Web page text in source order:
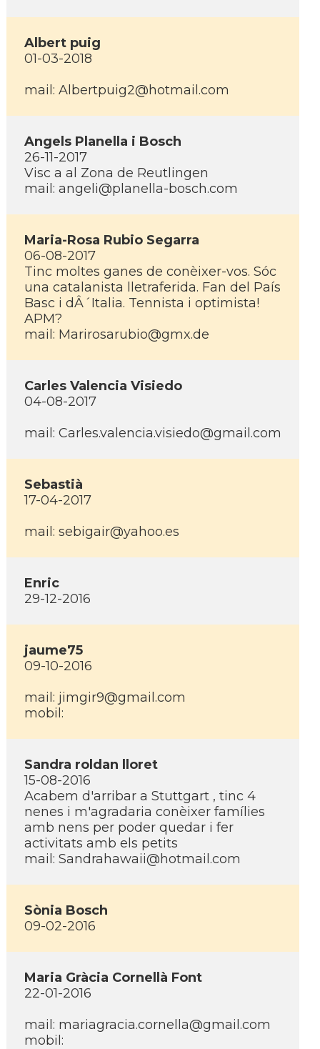
Albert puig
01-03-2018
mail: Albertpuig2@hotmail.com
Angels Planella i Bosch
26-11-2017
Visc a al Zona de Reutlingen
mail: angeli@planella-bosch.com
Maria-Rosa Rubio Segarra
06-08-2017
Tinc moltes ganes de conèixer-vos. Sóc
una catalanista lletraferida. Fan del Paí­s
Basc i dÂ´Italia. Tennista i optimista!
APM?
mail: Marirosarubio@gmx.de
Carles Valencia Visiedo
04-08-2017
mail: Carles.valencia.visiedo@gmail.com
Sebastià
17-04-2017
mail: sebigair@yahoo.es
Enric
29-12-2016
jaume75
09-10-2016
mail: jimgir9@gmail.com
mobil:
Sandra roldan lloret
15-08-2016
Acabem d'arribar a Stuttgart , tinc 4
nenes i m'agradaria conèixer famí­lies
amb nens per poder quedar i fer
activitats amb els petits
mail: Sandrahawaii@hotmail.com
Sònia Bosch
09-02-2016
Maria Gràcia Cornellà Font
22-01-2016
mail: mariagracia.cornella@gmail.com
mobil: